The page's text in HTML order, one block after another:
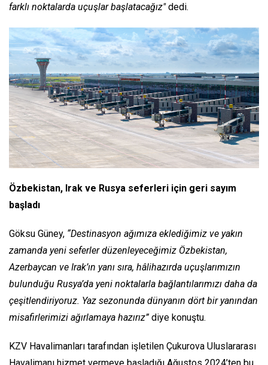
farklı noktalarda uçuşlar başlatacağız"dedi.
Özbekistan, Irak ve Rusya seferleri için geri sayım
başladı
Göksu Güney, “Destinasyon ağımıza eklediğimiz ve yakın
zamanda yeni seferler düzenleyeceğimiz Özbekistan,
Azerbaycan ve Irak’ın yanı sıra, hâlihazırda uçuşlarımızın
bulunduğu Rusya’da yeni noktalarla bağlantılarımızı daha da
çeşitlendiriyoruz. Yaz sezonunda dünyanın dört bir yanından
misafirlerimizi ağırlamaya hazırız”diye konuştu.
KZV Havalimanları tarafından işletilen Çukurova Uluslararası
Havalimanı hizmet vermeye başladığı Ağustos 2024’ten bu